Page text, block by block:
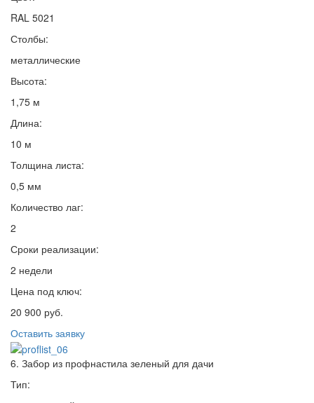
RAL 5021
Столбы:
металлические
Высота:
1,75 м
Длина:
10 м
Толщина листа:
0,5 мм
Количество лаг:
2
Сроки реализации:
2 недели
Цена под ключ:
20 900 руб.
Оставить заявку
6. Забор из профнастила зеленый для дачи
Тип: